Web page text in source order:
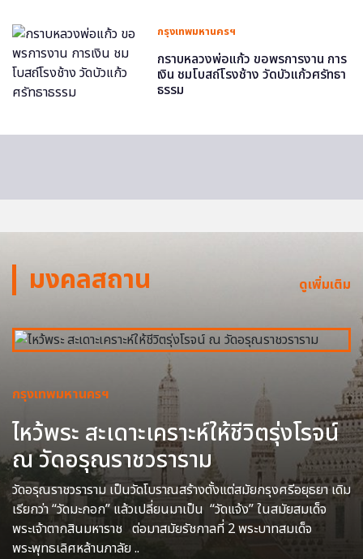
กรุงเทพมหานครฯ
กราบหลวงพ่อแก้ว ขอพรการงาน การ
เงิน ชมโบสถ์โรงช้าง วัดบัวแก้วศรัทธา
ธรรม
มงคลสถาน ดูเพิ่มเติม
กรุงเทพมหานครฯ
ไหว้พระ สะเดาะเคราะห์ให้ชีวิตรุ่งโรจน์
ณ วัดอรุณราชวราราม
วัดอรุณราชวราราม เป็นวัดโบราณสร้างตั้งแต่สมัยกรุงศรีอยุธยา เดิม
เรียกว่า “วัดมะกอก” แล้วเปลี่ยนมาเป็น “วัดแจ้ง” ในสมัยสมเด็จ
พระเจ้าตากสินมหาราช ต่อมาสมัยรัชกาลที่ 2 พระบาทสมเด็จ
พระพุทธเลิศหล้านภาลัย ..